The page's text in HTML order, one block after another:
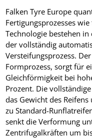
Falken Tyre Europe
Fertigungsprozesses wie
Technologie bestehen
der vollständig
Versteifungsprozess.
Formprozess, sorgt für
Gleichförmigkeit bei
Prozent. Die
das Gewicht des
zu Standard-
senkt die Verformung
Zentrifugalkräften um